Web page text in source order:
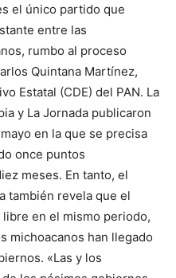
el único partido que
entre las
rumbo al proceso
Quintana Martínez,
Estatal (CDE) del PAN. La
y La Jornada publicaron
en la que se precisa
once puntos
meses. En tanto, el
también revela que el
en el mismo periodo,
michoacanos han llegado
«Las y los